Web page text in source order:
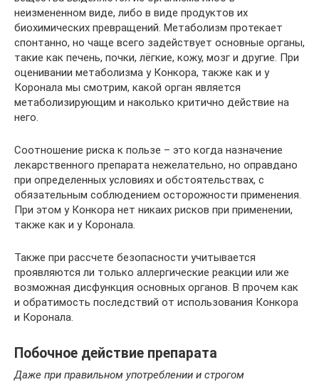
неизмененном виде, либо в виде продуктов их
биохимических превращений. Метаболизм протекает
спонтанно, но чаще всего задействует основные органы,
такие как печень, почки, лёгкие, кожу, мозг и другие. При
оценивании метаболизма у Конкора, также как и у
Коронала мы смотрим, какой орган является
метаболизирующим и наколько критично действие на
него.
Соотношение риска к пользе – это когда назначение
лекарственного препарата нежелательно, но оправдано
при определенных условиях и обстоятельствах, с
обязательным соблюдением осторожности применения.
При этом у Конкора нет никаих рисков при применении,
также как и у Коронала.
Также при рассчете безопасности учитывается
проявляются ли только аллергические реакции или же
возможная дисфункция основных органов. В прочем как
и обратимость последствий от использования Конкора
и Коронала.
Побочное действие препарата
Даже при правильном употреблении и строгом